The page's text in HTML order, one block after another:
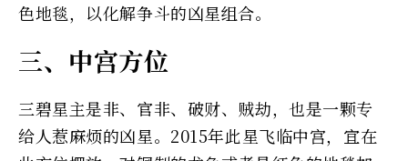
色地毯，以化解争斗的凶星组合。
三、中宫方位
三碧星主是非、官非、破财、贼劫，也是一颗专
给人惹麻烦的凶星。2015年此星飞临中宫，宜在